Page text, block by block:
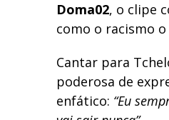
Doma02, o clipe
como o racismo
Cantar para
poderosa de
enfático: “Eu